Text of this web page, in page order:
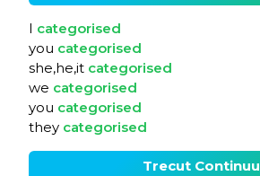
I categorised
you categorised
she,he,it categorised
we categorised
you categorised
they categorised
Trecut Continuu